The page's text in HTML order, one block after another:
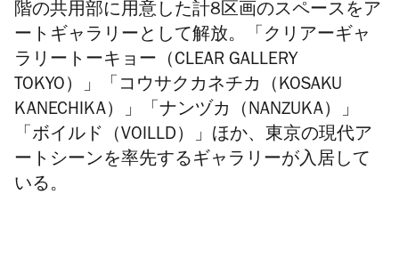
階の共用部に用意した計8区画のスペースをア
ートギャラリーとして解放。
「クリアーギャ
ラリートーキョー（CLEAR GALLERY
TOKYO）」「コウサクカネチカ（KOSAKU
KANECHIKA）」「ナンヅカ（NANZUKA）」
「ボイルド（VOILLD）」 ほか、東京の現代ア
ートシーンを率先するギャラリーが入居して
いる。